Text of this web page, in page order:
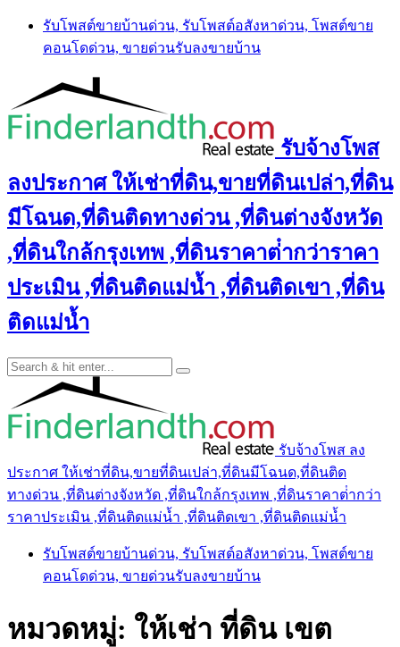
Skip
content
รับโพสต์ขายบ้านด่วน, รับโพสต์อสังหาด่วน, โพสต์ขาย
คอนโดด่วน, ขายด่วนรับลงขายบ้าน
รับจ้างโพส
ลงประกาศ ให้เช่าที่ดิน,ขายที่ดินเปล่า,ที่ดิน
มีโฉนด,ที่ดินติดทางด่วน ,ที่ดินต่างจังหวัด
,ที่ดินใกล้กรุงเทพ ,ที่ดินราคาต่ํากว่าราคา
ประเมิน ,ที่ดินติดแม่น้ำ ,ที่ดินติดเขา ,ที่ดิน
ติดแม่น้ำ
รับจ้างโพส ลง
ประกาศ ให้เช่าที่ดิน,ขายที่ดินเปล่า,ที่ดินมีโฉนด,ที่ดินติด
ทางด่วน ,ที่ดินต่างจังหวัด ,ที่ดินใกล้กรุงเทพ ,ที่ดินราคาต่ํากว่า
ราคาประเมิน ,ที่ดินติดแม่น้ำ ,ที่ดินติดเขา ,ที่ดินติดแม่น้ำ
รับโพสต์ขายบ้านด่วน, รับโพสต์อสังหาด่วน, โพสต์ขาย
คอนโดด่วน, ขายด่วนรับลงขายบ้าน
หมวดหมู่: ให้เช่า ที่ดิน เขต